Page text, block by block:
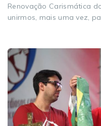
Renovação Carismática
unirmos, mais uma vez,